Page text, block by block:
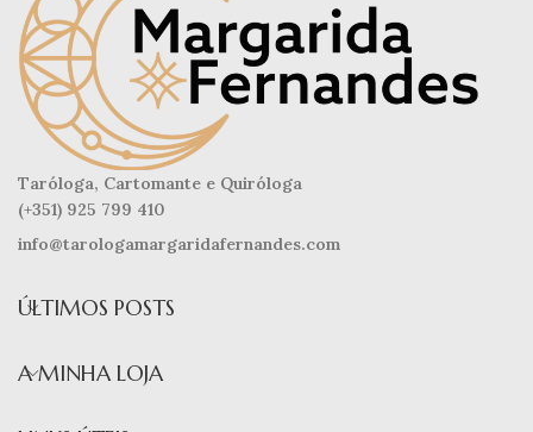
Taróloga, Cartomante e Quiróloga
(+351) 925 799 410
info@tarologamargaridafernandes.com
ÚLTIMOS POSTS
A MINHA LOJA